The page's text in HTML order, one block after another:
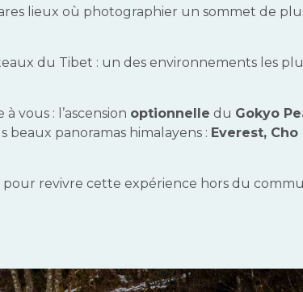
lieux où photographier un sommet de
du Tibet : un des environnements les
vous : l’ascension optionnelle du Gokyo
beaux panoramas himalayens : Everest, Cho
, pour revivre cette expérience hors du